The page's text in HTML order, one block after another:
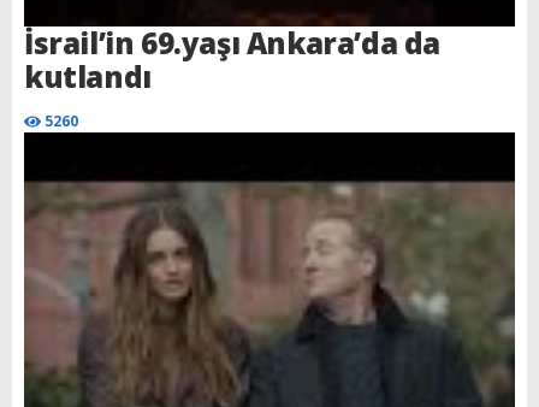
İsrail’in 69.yaşı Ankara’da da
kutlandı
5260